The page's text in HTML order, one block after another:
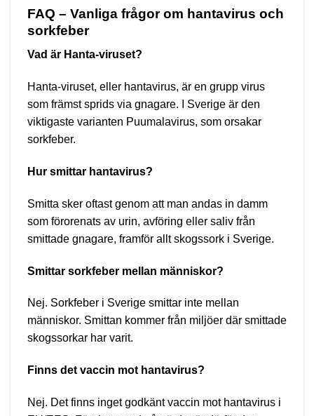
FAQ – Vanliga frågor om hantavirus och
sorkfeber
Vad är Hanta-viruset?
Hanta-viruset, eller hantavirus, är en grupp virus
som främst sprids via gnagare. I Sverige är den
viktigaste varianten Puumalavirus, som orsakar
sorkfeber.
Hur smittar hantavirus?
Smitta sker oftast genom att man andas in damm
som förorenats av urin, avföring eller saliv från
smittade gnagare, framför allt skogssork i Sverige.
Smittar sorkfeber mellan människor?
Nej. Sorkfeber i Sverige smittar inte mellan
människor. Smittan kommer från miljöer där smittade
skogssorkar har varit.
Finns det vaccin mot hantavirus?
Nej. Det finns inget godkänt vaccin mot hantavirus i